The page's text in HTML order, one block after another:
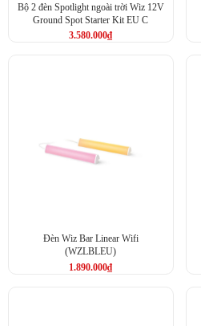
Bộ 2 đèn Spotlight ngoài trời Wiz 12V
Ground Spot Starter Kit EU C
3.580.000₫
Đèn Wiz Bar Linear Wifi
(WZLBLEU)
1.890.000₫